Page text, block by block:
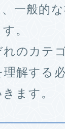
一般的
。
のカテ
解する
ます。